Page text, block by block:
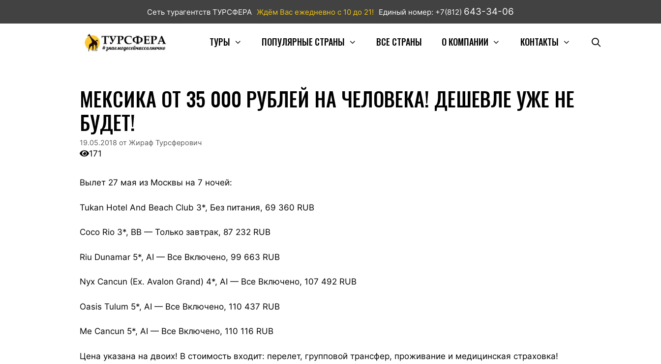
Сеть турагентств ТУРСФЕРА Ждём Вас ежедневно с 10 до 21! Единый номер: +7(812) 643-34-06
ТУРЫ ПОПУЛЯРНЫЕ СТРАНЫ ВСЕ СТРАНЫ О КОМПАНИИ КОНТАКТЫ
МЕКСИКА ОТ 35 000 РУБЛЕЙ НА ЧЕЛОВЕКА! ДЕШЕВЛЕ УЖЕ НЕ
БУДЕТ!
19.05.2018 от Жираф Турсферович
171
Вылет 27 мая из Москвы на 7 ночей:
Tukan Hotel And Beach Club 3*, Без питания, 69 360 RUB
Coco Rio 3*, BB — Только завтрак, 87 232 RUB
Riu Dunamar 5*, AI — Все Включено, 99 663 RUB
Nyx Cancun (Ex. Avalon Grand) 4*, AI — Все Включено, 107 492 RUB
Oasis Tulum 5*, AI — Все Включено, 110 437 RUB
Me Cancun 5*, AI — Все Включено, 110 116 RUB
Цена указана на двоих! В стоимость входит: перелет, групповой трансфер, проживание и медицинская страховка!